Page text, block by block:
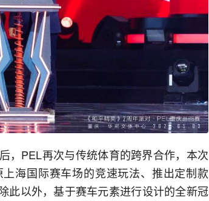
，PEL再次与传统体育的跨界合作，本次
海国际赛车场的竞速玩法、推出定制款
此以外，基于赛车元素进行设计的全新冠